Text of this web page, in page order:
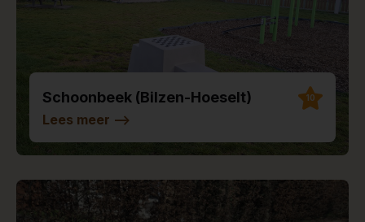
Schoonbeek (Bilzen-Hoeselt) 10
Lees meer -->